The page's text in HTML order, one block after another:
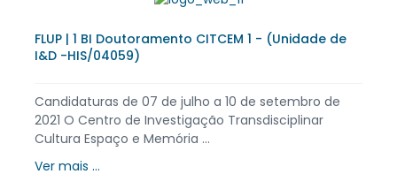
FLUP | 1 BI Doutoramento CITCEM 1 - (Unidade de
I&D -HIS/04059)
Candidaturas de 07 de julho a 10 de setembro de
2021 O Centro de Investigação Transdisciplinar
Cultura Espaço e Memória ...
Ver mais ...